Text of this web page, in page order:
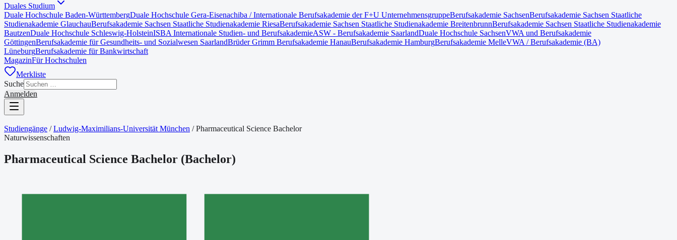
Duales Studium
Duale Hochschule Baden-WürttembergDuale Hochschule Gera-Eisenachiba / Internationale Berufsakademie der F+U UnternehmensgruppeBerufsakademie SachsenBerufsakademie Sachsen Staatliche
Studienakademie GlauchauBerufsakademie Sachsen Staatliche Studienakademie RiesaBerufsakademie Sachsen Staatliche Studienakademie BreitenbrunnBerufsakademie Sachsen Staatliche Studienakademie
BautzenDuale Hochschule Schleswig-HolsteinISBA Internationale Studien- und BerufsakademieASW - Berufsakademie SaarlandDuale Hochschule SachsenVWA und Berufsakademie
GöttingenBerufsakademie für Gesundheits- und Sozialwesen SaarlandBrüder Grimm Berufsakademie HanauBerufsakademie HamburgBerufsakademie MelleVWA / Berufsakademie (BA)
LüneburgBerufsakademie für Bankwirtschaft
MagazinFür Hochschulen
Merkliste
Suche
Anmelden
Studiengänge / Ludwig-Maximilians-Universität München /Pharmaceutical Science Bachelor
Naturwissenschaften
Pharmaceutical Science Bachelor (Bachelor)